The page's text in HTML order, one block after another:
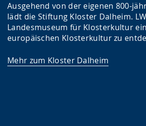
Ausgehend von der eigenen 800-
lädt die Stiftung Kloster Dalheim.
Landesmuseum für Klosterkultur
europäischen Klosterkultur zu
Mehr zum Kloster Dalheim